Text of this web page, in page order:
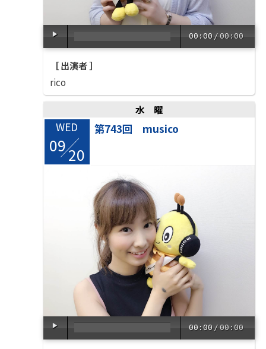
00:00 /00:00
［ 出演者 ］
rico
水曜
WED
0920
第743回 musico
00:00 /00:00